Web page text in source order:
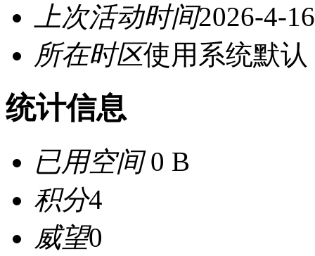
上次活动时间2026-4-
所在时区使用系统默认
统计信息
已用空间0 B
积分4
威望0